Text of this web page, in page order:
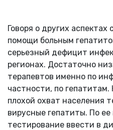
Говоря о других
помощи больным
серьезный дефицит
регионах. Достаточно
терапевтов именно по
частности, по гепатитам.
плохой охват населения
вирусные гепатиты. По
тестирование ввести в